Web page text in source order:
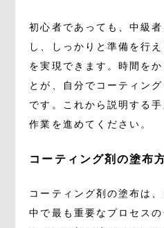
初心者であっても、中級
し、しっかりと準備を行
を実現できます。時間を
とが、自分でコーティン
です。これから説明する
作業を進めてください。
コーティング剤の塗布
コーティング剤の塗布は
中で最も重要なプロセス